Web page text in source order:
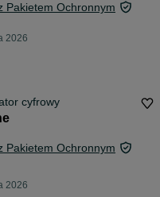
Pakietem Ochronnym
2026
Programator cyfrowy
Pakietem Ochronnym
2026